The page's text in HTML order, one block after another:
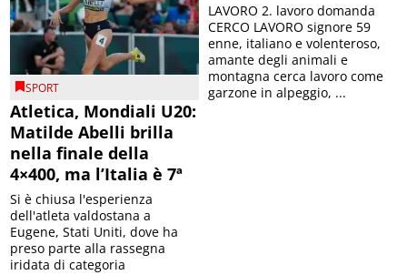
SPORT
Atletica, Mondiali U20:
Matilde Abelli brilla
nella finale della
4×400, ma l’Italia è 7ª
Si è chiusa l'esperienza
dell'atleta valdostana a
Eugene, Stati Uniti, dove ha
preso parte alla rassegna
iridata di categoria
LAVORO 2. lavoro domanda
CERCO LAVORO signore 59
enne, italiano e volenteroso,
amante degli animali e
montagna cerca lavoro come
garzone in alpeggio, ...